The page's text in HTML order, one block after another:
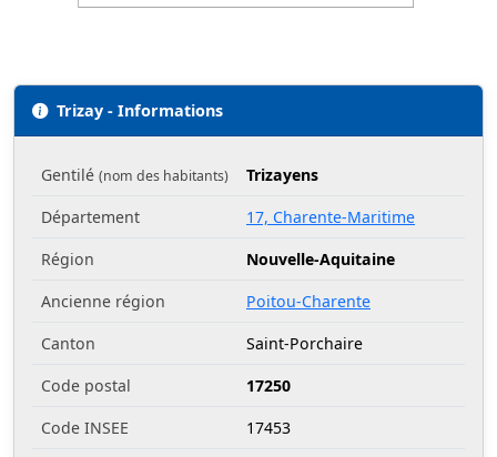
Trizay - Informations
Gentilé (nom des habitants)
Trizayens
Département
17, Charente-Maritime
Région
Nouvelle-Aquitaine
Ancienne région
Poitou-Charente
Canton
Saint-Porchaire
Code postal
17250
Code INSEE
17453